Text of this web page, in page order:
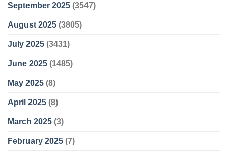
September 2025 (3547)
August 2025 (3805)
July 2025 (3431)
June 2025 (1485)
May 2025 (8)
April 2025 (8)
March 2025 (3)
February 2025 (7)